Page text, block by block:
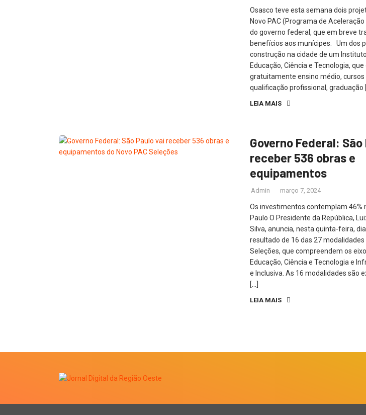
Osasco teve esta semana dois
Novo PAC (Programa de
do governo federal, que em breve
benefícios aos munícipes. Um dos
construção na cidade de um
Educação, Ciência e Tecnologia,
gratuitamente ensino médio, cursos
qualificação profissional, graduação
LEIA MAIS
Governo Federal: São
receber 536 obras e
equipamentos
Admin março 7, 2024
Os investimentos contemplam 46%
Paulo O Presidente da República,
Silva, anuncia, nesta quinta-feira,
resultado de 16 das 27 modalidades
Seleções, que compreendem os
Educação, Ciência e Tecnologia e
e Inclusiva. As 16 modalidades são
[…]
LEIA MAIS